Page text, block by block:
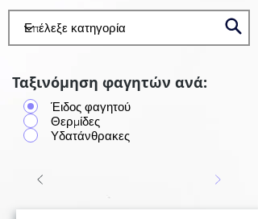
Ταξινόμηση φαγητών ανά:
Έιδος φαγητού
Θερμίδες
Υδατάνθρακες